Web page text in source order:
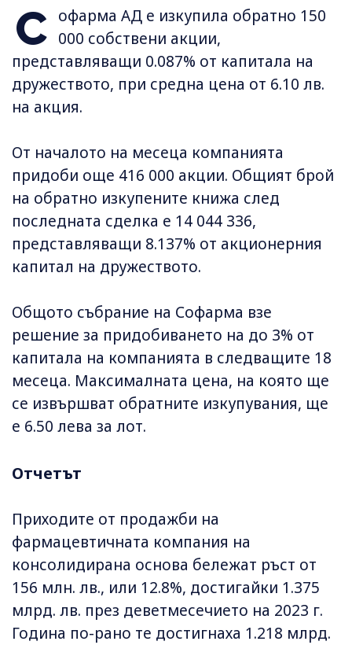
С офарма АД е изкупила обратно 150
000 собствени акции,
представляващи 0.087% от капитала на
дружеството, при средна цена от 6.10 лв.
на акция.
От началото на месеца компанията
придоби още 416 000 акции. Общият брой
на обратно изкупените книжа след
последната сделка е 14 044 336,
представляващи 8.137% от акционерния
капитал на дружеството.
Общото събрание на Софарма взе
решение за придобиването на до 3% от
капитала на компанията в следващите 18
месеца. Максималната цена, на която ще
се извършват обратните изкупувания, ще
е 6.50 лева за лот.
Отчетът
Приходите от продажби на
фармацевтичната компания на
консолидирана основа бележат ръст от
156 млн. лв., или 12.8%, достигайки 1.375
млрд. лв. през деветмесечието на 2023 г.
Година по-рано те достигнаха 1.218 млрд.